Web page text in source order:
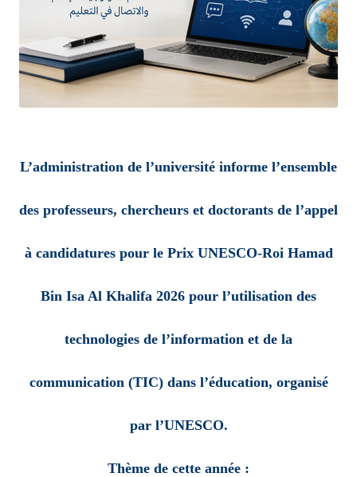
L’administration de l’université informe l’ensemble
des professeurs, chercheurs et doctorants de l’appel
à candidatures pour le Prix UNESCO-Roi Hamad
Bin Isa Al Khalifa 2026 pour l’utilisation des
technologies de l’information et de la
communication (TIC)dans l’éducation, organisé
par l’UNESCO.
Thème de cette année :